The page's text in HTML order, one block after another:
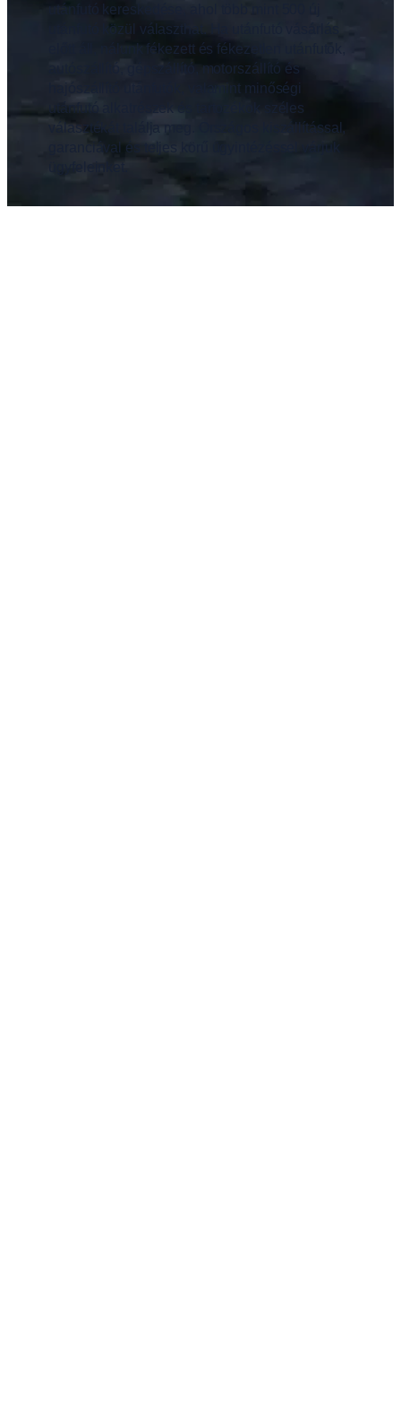
utánfutó kereskedése, ahol több mint 500 új
utánfutó közül választhat. Ha utánfutó vásárlás
előtt áll, nálunk fékezett és fékezetlen utánfutók,
autószállító, gépszállító, motorszállító és
hajószállító utánfutók, valamint minőségi
utánfutó alkatrészek és tartozékok széles
választékát találja meg. Országos kiszállítással,
garanciával és teljes körű ügyintézéssel várjuk